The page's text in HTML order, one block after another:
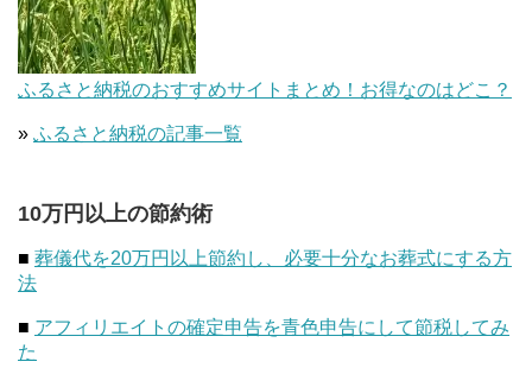
ふるさと納税のおすすめサイトまとめ！お得なのはどこ？
» ふるさと納税の記事一覧
10万円以上の節約術
■ 葬儀代を20万円以上節約し、必要十分なお葬式にする方
法
■ アフィリエイトの確定申告を青色申告にして節税してみ
た